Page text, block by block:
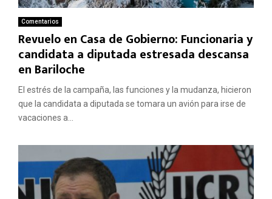
Comentarios
Revuelo en Casa de Gobierno: Funcionaria y
candidata a diputada estresada descansa
en Bariloche
El estrés de la campaña, las funciones y la mudanza, hicieron
que la candidata a diputada se tomara un avión para irse de
vacaciones a...